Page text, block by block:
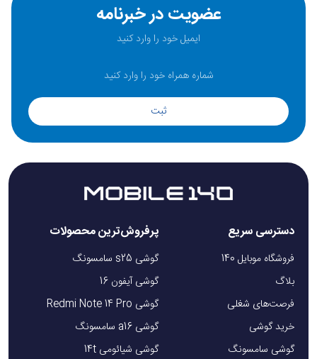
عضویت در خبرنامه
ثبت
دسترسی سریع
فروشگاه موبایل 140
بلاگ
فرصت‌های شغلی
خرید گوشی
گوشی سامسونگ
پرفروش‌ترین محصولات
گوشی s25 سامسونگ
گوشی آیفون 16
گوشی Redmi Note 14 Pro
گوشی a16 سامسونگ
گوشی شیائومی 14t